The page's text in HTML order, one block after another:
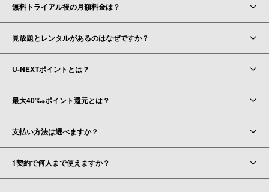
無料トライアル後の月額料金は？
見放題とレンタルがあるのはなぜですか？
U-NEXTポイントとは？
最大40%※ポイント還元とは？
支払い方法は選べますか？
1契約で何人まで使えますか？